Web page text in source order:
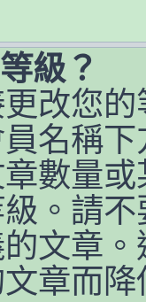
級？
改您
名稱
數量
。請
文章
章而